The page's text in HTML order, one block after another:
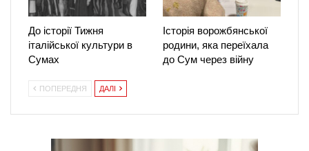
До історії Тижня
італійської культури в
Сумах
Історія ворожбянської
родини, яка переїхала
до Сум через війну
ПОПЕРЕДНЯ ДАЛІ